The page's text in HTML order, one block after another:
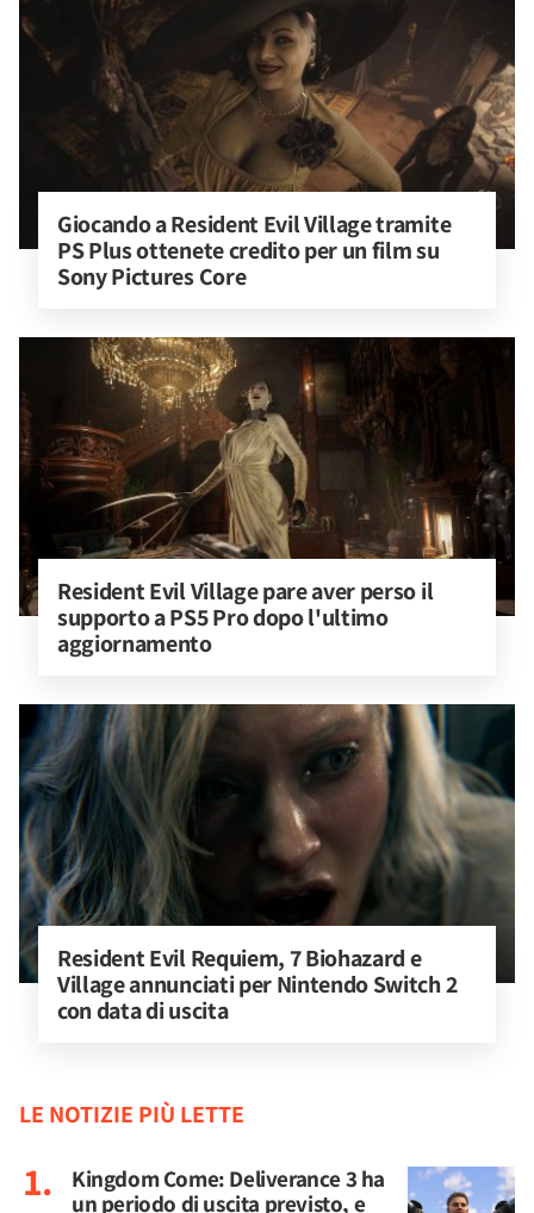
Giocando a Resident Evil Village tramite
PS Plus ottenete credito per un film su
Sony Pictures Core
Resident Evil Village pare aver perso il
supporto a PS5 Pro dopo l'ultimo
aggiornamento
Resident Evil Requiem, 7 Biohazard e
Village annunciati per Nintendo Switch 2
con data di uscita
LE NOTIZIE PIÙ LETTE
Kingdom Come: Deliverance 3 ha
un periodo di uscita previsto, e